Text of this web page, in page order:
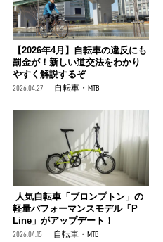
【2026年4月】自転車の違反にも
罰金が！新しい道交法をわかり
やすく解説するぞ
2026.04.27 自転車・MTB
人気自転車「ブロンプトン」の
軽量パフォーマンスモデル「P
Line」がアップデート！
2026.04.15 自転車・MTB